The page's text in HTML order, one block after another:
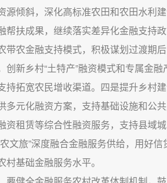
源倾斜，深化高标准农田和农田水利
帮扶成果，继续落实差异化金融支持
带农金融支持模式，积极谋划过渡期
创新乡村“土特产”融资模式和专属金
持拓宽农民增收渠道。四是提升乡村
多元化融资方案，支持基础设施和公
资租赁等综合性融资服务，支持县域
文旅”深度融合金融服务供给，用好
基础金融服务水平。